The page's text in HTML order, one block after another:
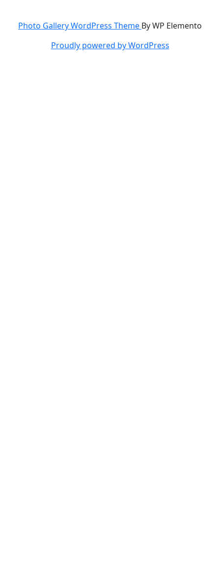
Photo Gallery WordPress Theme By WP Elemento
Proudly powered by WordPress